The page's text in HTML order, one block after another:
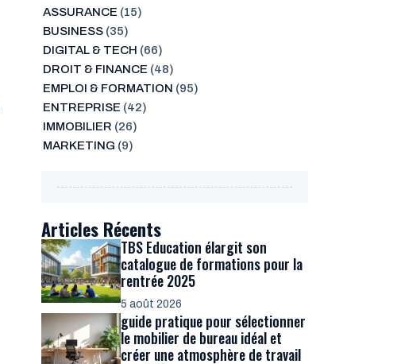
ASSURANCE (15)
BUSINESS(35)
DIGITAL & TECH (66)
DROIT & FINANCE (48)
EMPLOI & FORMATION (95)
ENTREPRISE (42)
IMMOBILIER (26)
MARKETING (9)
Articles Récents
TBS Education élargit son
catalogue de formations pour la
rentrée 2025
5 août 2026
guide pratique pour sélectionner
le mobilier de bureau idéal et
créer une atmosphère de travail